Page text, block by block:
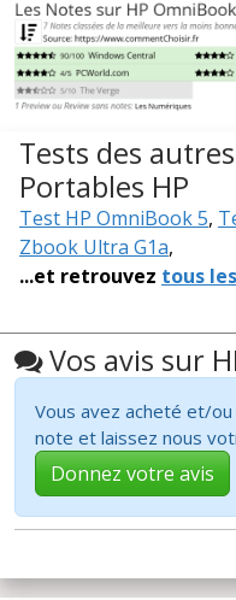
Tests des
Portables HP
Test HP OmniBook 5,
Zbook Ultra G1a,
...et retrouvez tous
Vos avis sur
Vous avez acheté et/
note et laissez nous
Donnez votre avis